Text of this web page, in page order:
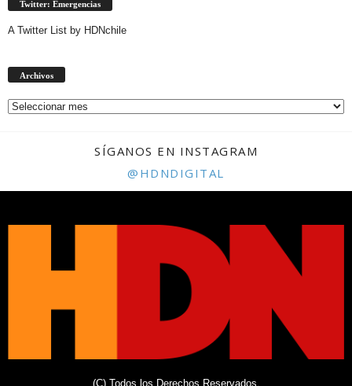
Twitter: Emergencias
A Twitter List by HDNchile
Archivos
SÍGANOS EN INSTAGRAM
@HDNDIGITAL
(C) Todos los Derechos Reservados.